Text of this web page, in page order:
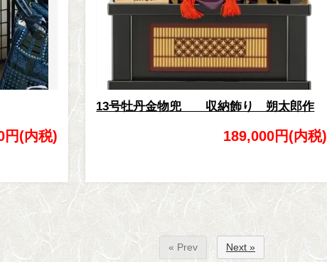
円(内税)
13号牡丹金物兜 収納飾り 朔太郎作
189,000円(内税)
« Prev Next »